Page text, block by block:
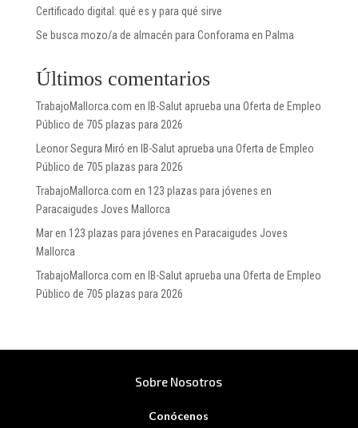
Certificado digital: qué es y para qué sirve
Se busca mozo/a de almacén para Conforama en Palma
Últimos comentarios
TrabajoMallorca.com en IB-Salut aprueba una Oferta de Empleo
Público de 705 plazas para 2026
Leonor Segura Miró en IB-Salut aprueba una Oferta de Empleo
Público de 705 plazas para 2026
TrabajoMallorca.com en 123 plazas para jóvenes en
Paracaigudes Joves Mallorca
Maren 123 plazas para jóvenes en Paracaigudes Joves
Mallorca
TrabajoMallorca.com en IB-Salut aprueba una Oferta de Empleo
Público de 705 plazas para 2026
Sobre Nosotros
Conócenos